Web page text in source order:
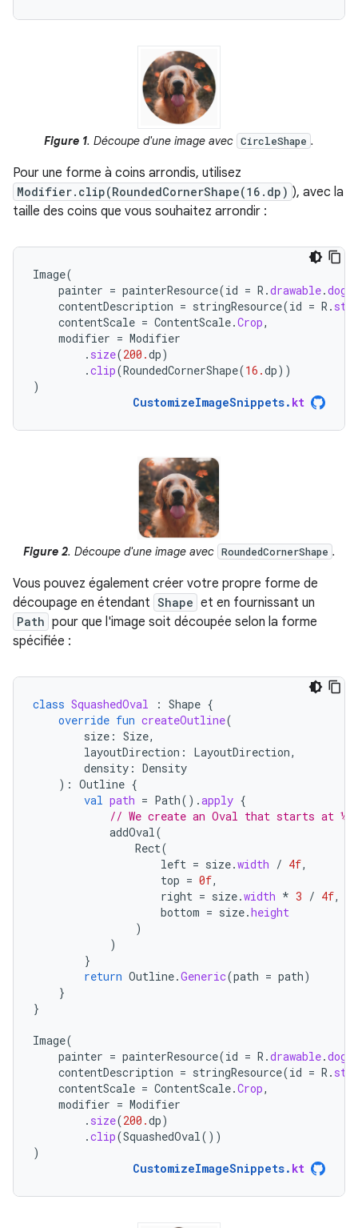
Figure 1. Découpe d'une image avec CircleShape .
Pour une forme à coins arrondis, utilisez
Modifier.clip(RoundedCornerShape(16.dp) ), avec la
taille des coins que vous souhaitez arrondir :
Image(
painter = painterResource(id = R .drawable.dog
contentDescription = stringResource(id = R .
contentScale = ContentScale.Crop,
modifier = Modifier
. size(200.dp)
.clip(RoundedCornerShape(16.dp))
)
CustomizeImageSnippets. kt
Figure 2. Découpe d'une image avec RoundedCornerShape .
Vous pouvez également créer votre propre forme de
découpage en étendant Shape et en fournissant un
Path pour que l'image soit découpée selon la forme
spécifiée :
class SquashedOval : Shape {
override fun createOutline(
size : Size,
layoutDirection : LayoutDirection,
density : Density
): Outline {
val path = Path().apply {
// We create an Oval that starts at ¼
addOval(
Rect(
left = size.width / 4f,
top = 0f,
right = size.width * 3 / 4f,
bottom = size.height
)
)
}
return Outline.Generic(path = path)
}
}
Image(
painter = painterResource(id = R .drawable.dog
contentDescription = stringResource(id = R .
contentScale = ContentScale.Crop,
modifier = Modifier
. size(200.dp)
.clip(SquashedOval())
)
CustomizeImageSnippets. kt